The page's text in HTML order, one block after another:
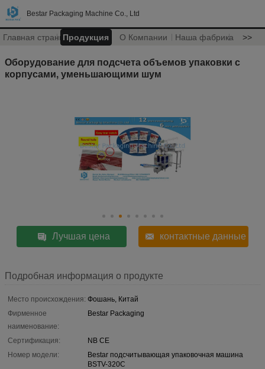
Bestar Packaging Machine Co., Ltd
Главная страницаПродукция О Компании Наша фабрика >>
Оборудование для подсчета объемов упаковки с
корпусами, уменьшающими шум
Лучшая цена контактные данные
Подробная информация о продукте
Место происхождения: Фошань, Китай
Фирменное
наименование:
Bestar Packaging
Сертификация:
NB CE
Номер модели:
Bestar подсчитывающая упаковочная машина
BSTV-320C